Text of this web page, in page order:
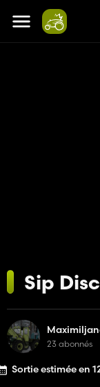
Sip
23 abonnés
Sortie estimée en